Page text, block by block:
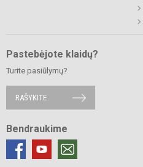
Pastebėjote klaidų?
Turite pasiūlymų?
RAŠYKITE
Bendraukime